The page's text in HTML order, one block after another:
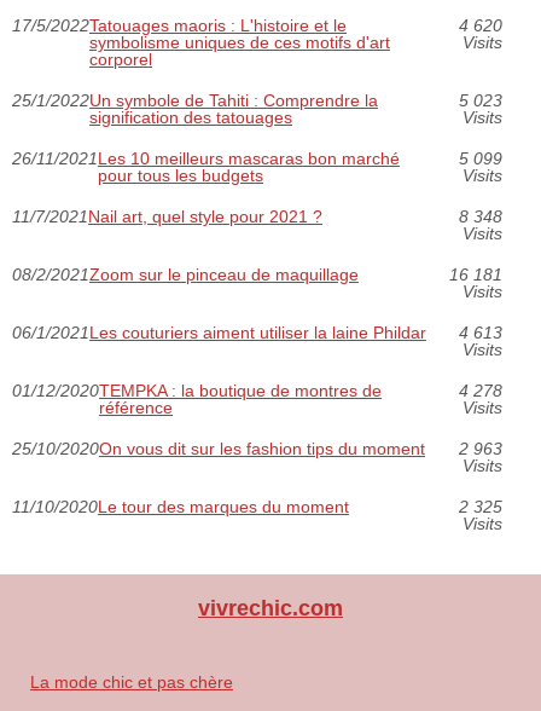
17/5/2022Tatouages maoris : L'histoire et le
symbolisme uniques de ces motifs d'art
corporel
4 620
Visits
25/1/2022Un symbole de Tahiti : Comprendre la
signification des tatouages
5 023
Visits
26/11/2021Les 10 meilleurs mascaras bon marché
pour tous les budgets
5 099
Visits
11/7/2021Nail art, quel style pour 2021 ?
8 348
Visits
08/2/2021Zoom sur le pinceau de maquillage
16 181
Visits
06/1/2021Les couturiers aiment utiliser la laine Phildar
4 613
Visits
01/12/2020TEMPKA : la boutique de montres de
référence
4 278
Visits
25/10/2020On vous dit sur les fashion tips du moment
2 963
Visits
11/10/2020Le tour des marques du moment
2 325
Visits
vivrechic.com
La mode chic et pas chère